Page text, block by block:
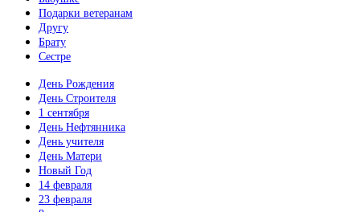
Подарки ветеранам
Другу
Брату
Сестре
День Рождения
День Строителя
1 сентября
День Нефтянника
День учителя
День Матери
Новый Год
14 февраля
23 февраля